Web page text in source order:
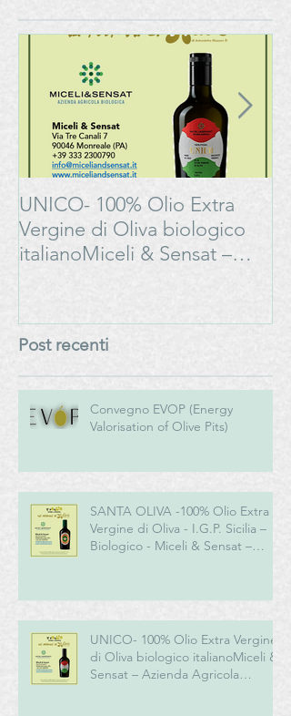
UNICO- 100% Olio Extra
Vergine di Oliva biologico
italianoMiceli & Sensat –
Post recenti
Convegno EVOP (Energy
Valorisation of Olive Pits)
SANTA OLIVA -100% Olio Extra
Vergine di Oliva - I.G.P. Sicilia –
Biologico - Miceli & Sensat –
UNICO- 100% Olio Extra Vergine
di Oliva biologico italianoMiceli &
Sensat – Azienda Agricola